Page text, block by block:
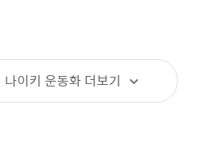
나이키 운동화 더보기